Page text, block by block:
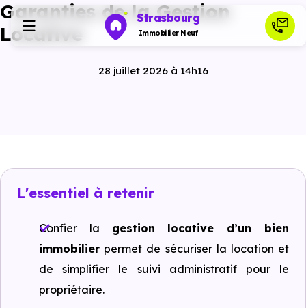
Strasbourg
Immobilier Neuf
Investir
Ressources
Financer
Garanties de la Gestion
Locative
28 juillet 2026 à 14h16
L'essentiel à retenir
Confier la gestion locative d’un bien
immobilier permet de sécuriser la location et
de simplifier le suivi administratif pour le
propriétaire.